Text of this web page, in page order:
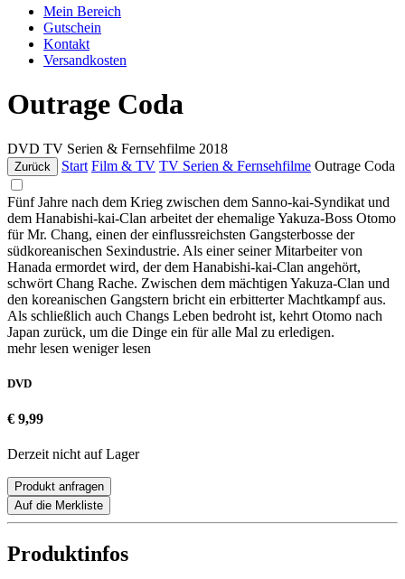
Mein Bereich
Gutschein
Kontakt
Versandkosten
Outrage Coda
DVD TV Serien & Fernsehfilme 2018
Zurück Start Film & TV TV Serien & Fernsehfilme Outrage Coda
Fünf Jahre nach dem Krieg zwischen dem Sanno-kai-Syndikat und
dem Hanabishi-kai-Clan arbeitet der ehemalige Yakuza-Boss Otomo
für Mr. Chang, einen der einflussreichsten Gangsterbosse der
südkoreanischen Sexindustrie. Als einer seiner Mitarbeiter von
Hanada ermordet wird, der dem Hanabishi-kai-Clan angehört,
schwört Chang Rache. Zwischen dem mächtigen Yakuza-Clan und
den koreanischen Gangstern bricht ein erbitterter Machtkampf aus.
Als schließlich auch Changs Leben bedroht ist, kehrt Otomo nach
Japan zurück, um die Dinge ein für alle Mal zu erledigen.
mehr lesen weniger lesen
DVD
€ 9,99
Derzeit nicht auf Lager
Produkt anfragen
Auf die Merkliste
Produktinfos